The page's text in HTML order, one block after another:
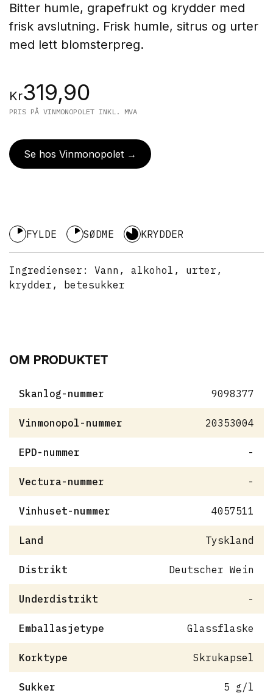
Bitter humle, grapefrukt og krydder med
frisk avslutning. Frisk humle, sitrus og urter
med lett blomsterpreg.
Kr319,90
PRIS PÅ VINMONOPOLET INKL. MVA
Se hos Vinmonopolet →
FYLDE SØDME KRYDDER
Ingredienser: Vann, alkohol, urter,
krydder, betesukker
OM PRODUKTET
Skanlog-nummer 9098377
Vinmonopol-nummer 20353004
EPD-nummer -
Vectura-nummer -
Vinhuset-nummer 4057511
Land Tyskland
Distrikt Deutscher Wein
Underdistrikt -
Emballasjetype Glassflaske
Korktype Skrukapsel
Sukker 5 g/l